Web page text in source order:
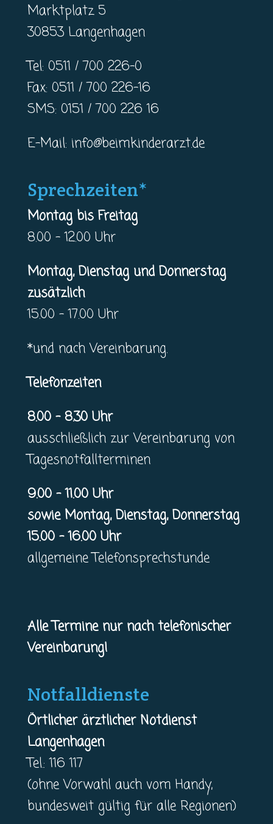
Marktplatz 5
30853 Langenhagen
Tel: 0511 / 700 226-0
Fax: 0511 / 700 226-16
SMS: 0151 / 700 226 16
E-Mail: info@beimkinderarzt.de
Sprechzeiten*
Montag bis Freitag
8.00 – 12.00 Uhr
Montag, Dienstag und Donnerstag
zusätzlich
15.00 – 17.00 Uhr
*und nach Vereinbarung.
Telefonzeiten
8.00 – 8.30 Uhr
ausschließlich zur Vereinbarung von
Tagesnotfallterminen
9.00 – 11.00 Uhr
sowie Montag, Dienstag, Donnerstag
15.00 – 16.00 Uhr
allgemeine Telefonsprechstunde
Alle Termine nur nach telefonischer
Vereinbarung!
Notfalldienste
Örtlicher ärztlicher Notdienst
Langenhagen
Tel.: 116 117
(ohne Vorwahl auch vom Handy,
bundesweit gültig für alle Regionen)